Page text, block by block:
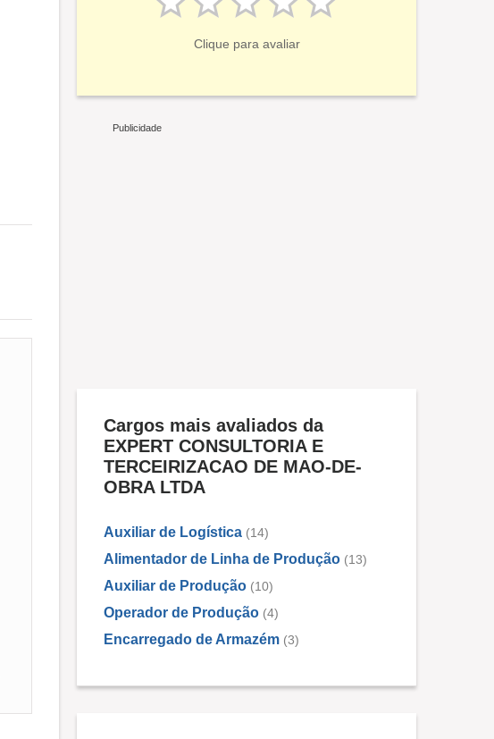
Clique para avaliar
Cargos mais avaliados da
EXPERT CONSULTORIA E
TERCEIRIZACAO DE MAO-DE-
OBRA LTDA
Auxiliar de Logística (14)
Alimentador de Linha de Produção (13)
Auxiliar de Produção (10)
Operador de Produção (4)
Encarregado de Armazém (3)